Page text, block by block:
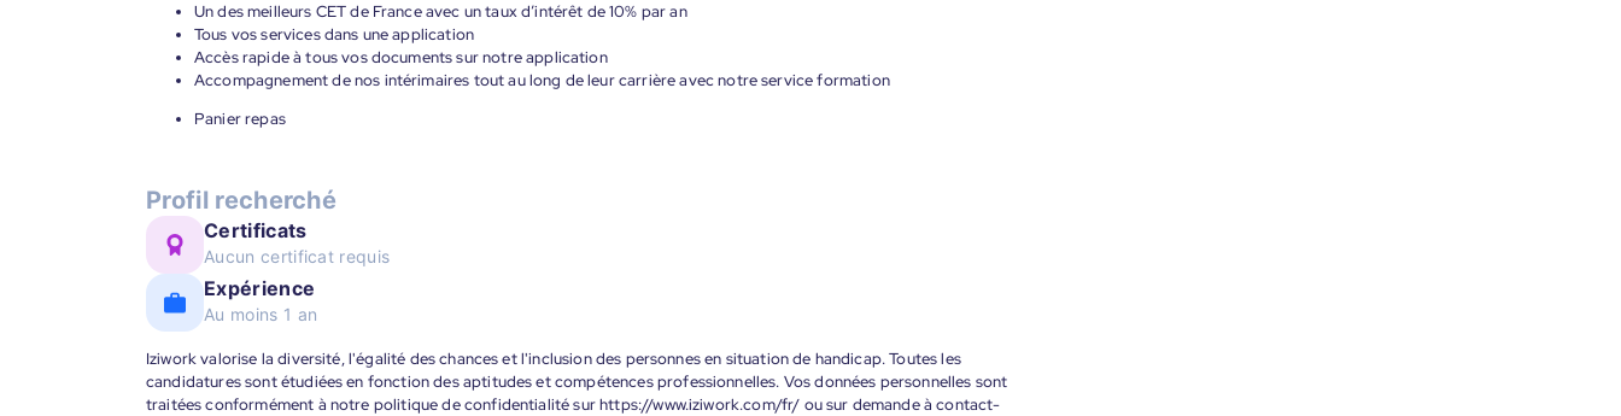
Un des meilleurs CET de France avec un taux d’intérêt de 10% par an
Tous vos services dans une application
Accès rapide à tous vos documents sur notre application
Accompagnement de nos intérimaires tout au long de leur carrière avec notre service formation
Panier repas
Profil recherché
Certificats
Aucun certificat requis
Expérience
Au moins 1 an
Iziwork valorise la diversité, l'égalité des chances et l'inclusion des personnes en situation de handicap. Toutes les
candidatures sont étudiées en fonction des aptitudes et compétences professionnelles. Vos données personnelles sont
traitées conformément à notre politique de confidentialité sur https://www.iziwork.com/fr/ ou sur demande à contact-